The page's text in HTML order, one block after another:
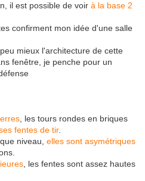
il est possible de voir à la base 2
confirment mon idée d'une salle
mieux l'architecture de cette
fenêtre, je penche pour un
, les tours rondes en briques
fentes de tir.
niveau, elles sont asymétriques
, les fentes sont assez hautes